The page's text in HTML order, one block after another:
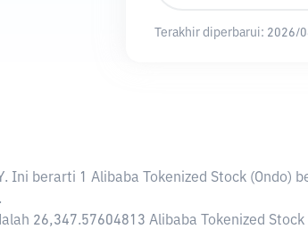
Terakhir diperbarui: 2026/
. Ini berarti 1 Alibaba Tokenized Stock (Ondo)
26,347.57604813 Alibaba Tokenized